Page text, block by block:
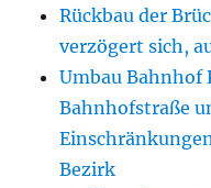
Rückbau der
verzögert sich,
Umbau Bahnhof
Bahnhofstraße
Bezirk